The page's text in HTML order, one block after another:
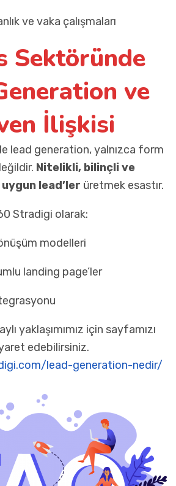
ve vaka çalışmaları
Sektöründe
ve
İlişkisi
lead generation, yalnızca form
Nitelikli, bilinçli ve
lead’ler üretmek esastır.
Stradigi olarak:
modelleri
landing page’ler
yaklaşımımız için sayfamızı
edebilirsiniz.
lead-generation-nedir/